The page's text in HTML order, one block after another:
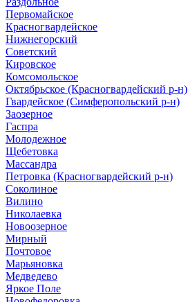
Первомайское
Красногвардейское
Нижнегорский
Советский
Кировское
Комсомольское
Октябрьское (Красногвардейский р-н)
Гвардейское (Симферопольский р-н)
Заозерное
Гаспра
Молодежное
Щебетовка
Массандра
Петровка (Красногвардейский р-н)
Соколиное
Вилино
Николаевка
Новоозерное
Мирный
Почтовое
Марьяновка
Медведево
Яркое Поле